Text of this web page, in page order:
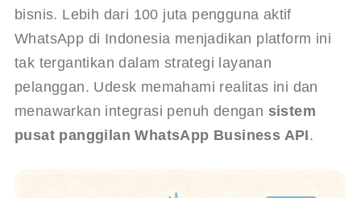
bisnis. Lebih dari 100 juta pengguna aktif
WhatsApp di Indonesia menjadikan platform ini
tak tergantikan dalam strategi layanan
pelanggan. Udesk memahami realitas ini dan
menawarkan integrasi penuh dengan sistem
pusat panggilan WhatsApp Business API.